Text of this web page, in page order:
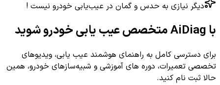
دیگر نیازی به حدس و گمان در عیب‌یابی خودرو نیست !
با AiDiag متخصص عیب یابی خودرو شوید
برای دسترسی کامل به راهنمای هوشمند عیب یابی، ویدیوهای
تخصصی تعمیرات، دوره های آموزشی و شبیه‌سازهای خودرو، همین
حالا ثبت نام کنید.